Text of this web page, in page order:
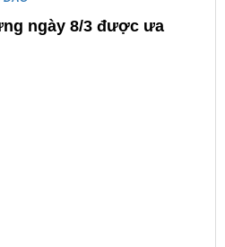
ngày 8/3 được ưa